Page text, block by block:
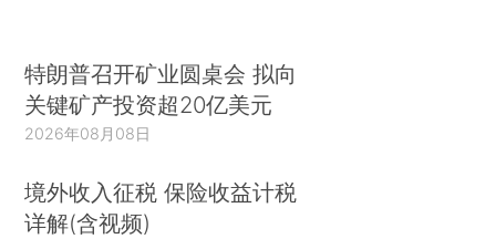
特朗普召开矿业圆桌会 拟向
关键矿产投资超20亿美元
2026年08月08日
境外收入征税 保险收益计税
详解(含视频)